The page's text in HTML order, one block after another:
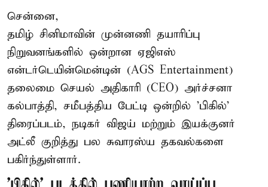
சென்னை,
தமிழ் சினிமாவின் முன்னணி தயாரிப்பு
நிறுவனங்களில் ஒன்றான ஏஜிஎஸ்
என்டர்டெயின்மென்டின் (AGS Entertainment)
தலைமை செயல் அதிகாரி (CEO) அர்ச்சனா
கல்பாத்தி, சமீபத்திய பேட்டி ஒன்றில் 'பிகில்'
திரைப்படம், நடிகர் விஜய் மற்றும் இயக்குனர்
அட்லீ குறித்து பல சுவாரஸ்ய தகவல்களை
பகிர்ந்துள்ளார்.